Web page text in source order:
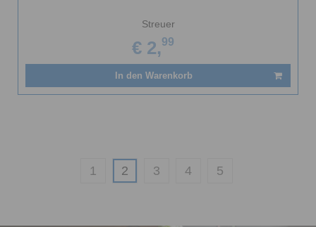
Streuer
€ 2,99
In den Warenkorb
1 2 3 4 5